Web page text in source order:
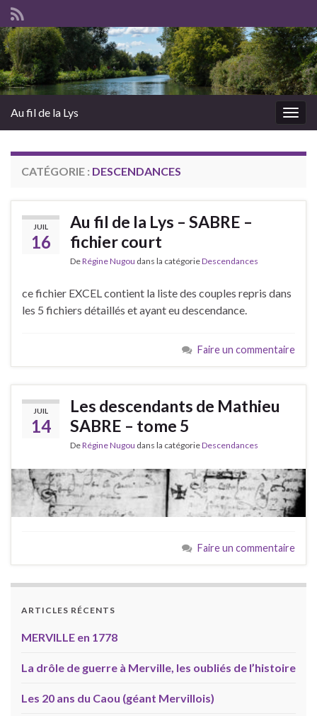
Au fil de la Lys
CATÉGORIE : DESCENDANCES
JUIL
16
Au fil de la Lys – SABRE –
fichier court
DeRégine Nugou dans la catégorieDescendances
ce fichier EXCEL contient la liste des couples repris dans
les 5 fichiers détaillés et ayant eu descendance.
Faire un commentaire
JUIL
14
Les descendants de Mathieu
SABRE – tome 5
DeRégine Nugou dans la catégorieDescendances
Faire un commentaire
ARTICLES RÉCENTS
MERVILLE en 1778
La drôle de guerre à Merville, les oubliés de l’histoire
Les 20 ans du Caou (géant Mervillois)